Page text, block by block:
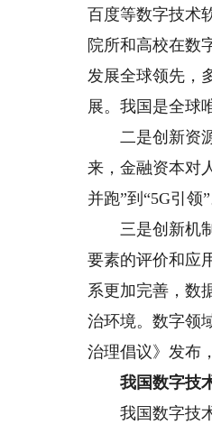
百度等数字技术
院所和高校在数
发展全球领先，
展。我国是全球
二是创新资源
来，金融资本对
并跑”到“5G引领
三是创新机制
要素的评价和应
系更加完善，数
治环境。数字领
治理倡议》发布
我国数字技术
我国数字技术